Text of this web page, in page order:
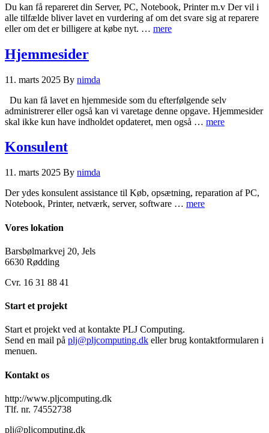
Du kan få repareret din Server, PC, Notebook, Printer m.v Der vil i
alle tilfælde bliver lavet en vurdering af om det svare sig at reparere
eller om det er billigere at købe nyt. … mere
Hjemmesider
11. marts 2025 By nimda
Du kan få lavet en hjemmeside som du efterfølgende selv
administrerer eller også kan vi varetage denne opgave. Hjemmesider
skal ikke kun have indholdet opdateret, men også … mere
Konsulent
11. marts 2025 By nimda
Der ydes konsulent assistance til Køb, opsætning, reparation af PC,
Notebook, Printer, netværk, server, software … mere
Vores lokation
Barsbølmarkvej 20, Jels
6630 Rødding
Cvr. 16 31 88 41
Start et projekt
Start et projekt ved at kontakte PLJ Computing.
Send en mail på plj@pljcomputing.dk eller brug kontaktformularen i
menuen.
Kontakt os
http://www.pljcomputing.dk
Tlf. nr. 74552738
plj@pljcomputing.dk